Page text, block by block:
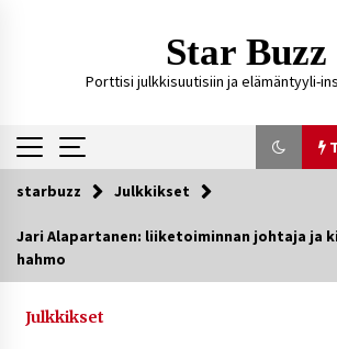
Star Buzz
Porttisi julkkisuutisiin ja elämäntyyli-
Trendit nyt
starbuzz Julkkikset
Jari Alapartanen: liiketoiminnan johtaja ja
hahmo
Julkkikset